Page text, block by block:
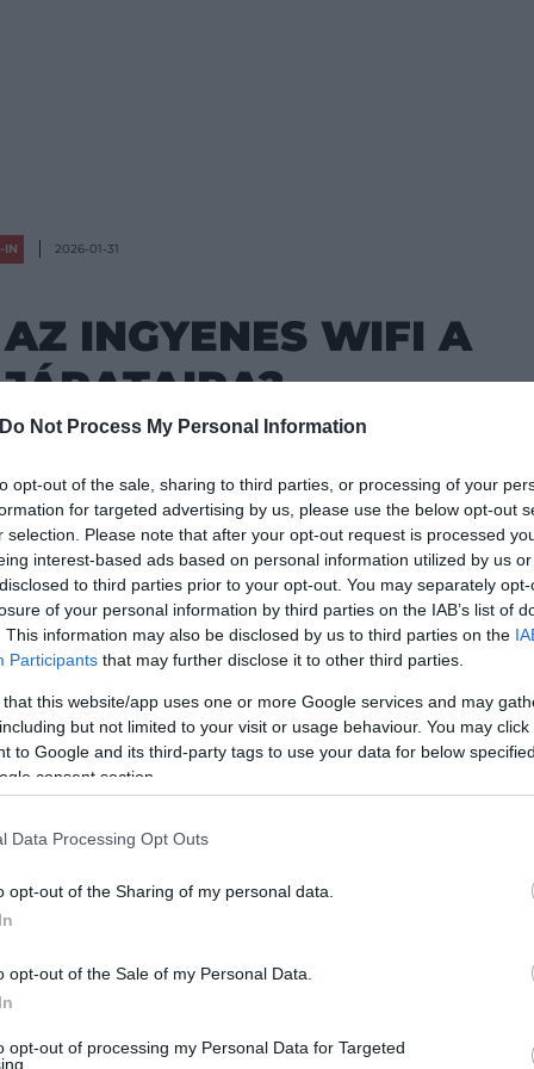
Do Not Process My Personal Information
opt-out of the sale, sharing to third parties, or processing of your
for targeted advertising by us, please use the below opt-out
selection. Please note that after your opt-out request is processed
interest-based ads based on personal information utilized by us
to third parties prior to your opt-out. You may separately
of your personal information by third parties on the IAB’s list of
This information may also be disclosed by us to third parties on the
Participants that may further disclose it to other third parties.
that this website/app uses one or more Google services and may
but not limited to your visit or usage behaviour. You may
to Google and its third-party tags to use your data for below
consent section.
Data Processing Opt Outs
opt-out of the Sharing of my personal data.
opt-out of the Sale of my Personal Data.
opt-out of processing my Personal Data for Targeted
IN 2026-01-31
INGYENES WIFI A
elzárkózott az Elon Muskhoz tartozó
most azonban mégis
Neil Sorahan, a légitársaság
elsősorban technológiai és költségbeli
forrásként a Google Keresőben
hétezer műholdból álló hálózat, amely a
képes adatokat továbbítani. Ez annak
keringenek a Föld körül.
sokkal később pedig azAir France
leszerződők sorához. A
2026 második felétől internetezhetnek az utasok.